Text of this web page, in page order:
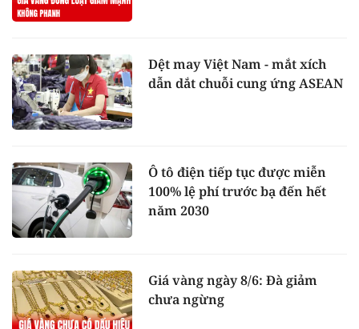
Dệt may Việt Nam - mắt xích
dẫn dắt chuỗi cung ứng ASEAN
Ô tô điện tiếp tục được miễn
100% lệ phí trước bạ đến hết
năm 2030
Giá vàng ngày 8/6: Đà giảm
chưa ngừng